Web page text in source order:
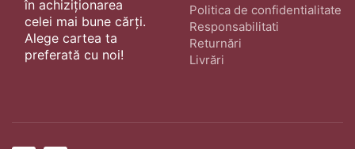
în achiziționarea
celei mai bune cărți.
Alege cartea ta
preferată cu noi!
Politica de confidentialitate
Responsabilitati
Returnări
Livrări